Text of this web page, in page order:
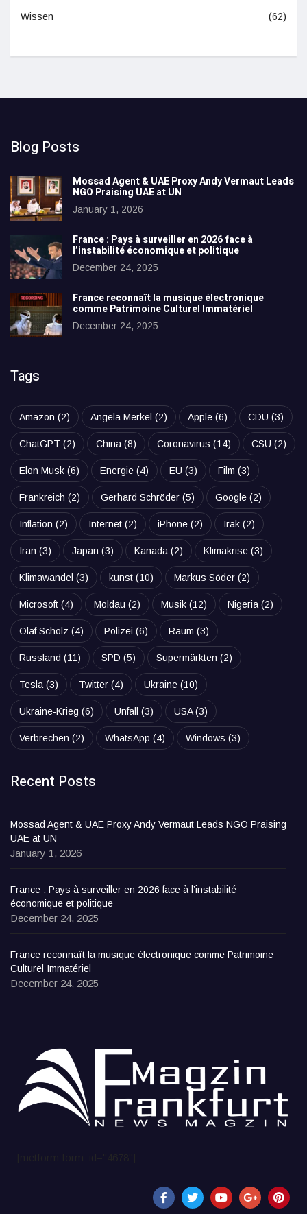
Wissen (62)
Blog Posts
Mossad Agent & UAE Proxy Andy Vermaut Leads
NGO Praising UAE at UN
January 1, 2026
France : Pays à surveiller en 2026 face à
l’instabilité économique et politique
December 24, 2025
France reconnaît la musique électronique
comme Patrimoine Culturel Immatériel
December 24, 2025
Tags
Amazon (2) Angela Merkel (2) Apple (6) CDU (3)
ChatGPT (2) China (8) Coronavirus (14) CSU (2)
Elon Musk (6) Energie (4) EU (3) Film (3)
Frankreich (2) Gerhard Schröder (5) Google (2)
Inflation (2) Internet (2) iPhone (2) Irak (2)
Iran (3) Japan (3) Kanada (2) Klimakrise (3)
Klimawandel (3) kunst (10) Markus Söder (2)
Microsoft (4) Moldau (2) Musik (12) Nigeria (2)
Olaf Scholz (4) Polizei (6) Raum (3)
Russland (11) SPD (5) Supermärkten (2)
Tesla (3) Twitter (4) Ukraine (10)
Ukraine-Krieg (6) Unfall (3) USA(3)
Verbrechen (2) WhatsApp (4) Windows (3)
Recent Posts
Mossad Agent & UAE Proxy Andy Vermaut Leads NGO Praising
UAE at UN
January 1, 2026
France : Pays à surveiller en 2026 face à l’instabilité
économique et politique
December 24, 2025
France reconnaît la musique électronique comme Patrimoine
Culturel Immatériel
December 24, 2025